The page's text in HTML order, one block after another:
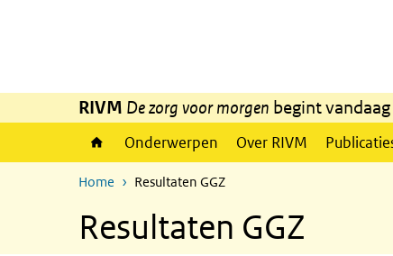
RIVM De zorg voor morgen begint vandaag
Onderwerpen Over RIVM
Home Resultaten GGZ
Resultaten GGZ